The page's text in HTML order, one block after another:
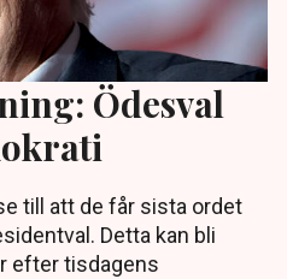
Ödesval
till att de får sista ordet
Detta kan bli
efter tisdagens